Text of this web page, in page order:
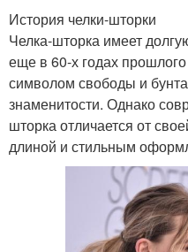
История челки-шторки
Челка-шторка имеет
еще в 60-х годах
символом свободы и
знаменитости. Однако
шторка отличается от
длиной и стильным